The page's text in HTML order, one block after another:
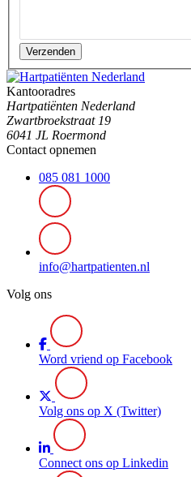
Verzenden
Kantooradres
Hartpatiënten Nederland
Zwartbroekstraat 19
6041 JL Roermond
Contact opnemen
085 081 1000
info@hartpatienten.nl
Volg ons
Word vriend op Facebook
Volg ons op X (Twitter)
Connect ons op Linkedin